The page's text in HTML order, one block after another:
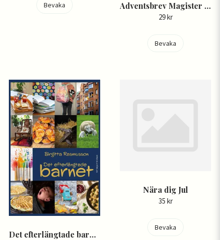
Bevaka Adventsbrev Magister Kyrkråtta
29 kr
Bevaka
Det efterlängtade barnet - Birgitta Rasmusson
Nära dig Jul
35 kr
Bevaka